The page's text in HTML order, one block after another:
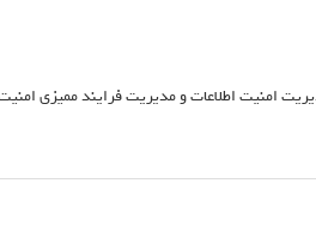
امنيت اطلاعات و مديريت فرايند مميزی